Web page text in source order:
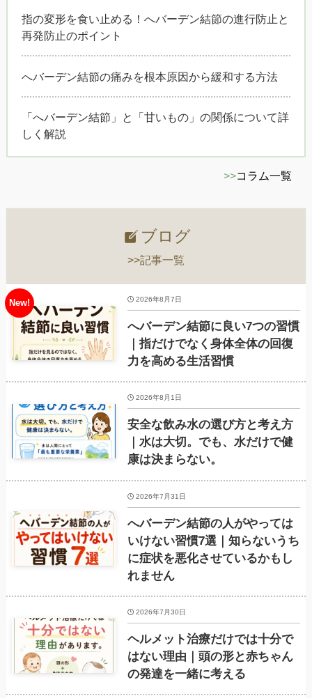
指の変形を食い止める！へバーデン結節の進行防止と
再発防止のポイント
へバーデン結節の痛みを根本原因から緩和する方法
「へバーデン結節」と「甘いもの」の関係について詳
しく解説
>>コラム一覧
ブログ
>>記事一覧
へバーデン結節に良い7つの習慣
｜指だけでなく身体全体の回復
力を高める生活習慣
2026年8月7日
安全な飲み水の選び方と考え方
｜水は大切。でも、水だけで健
康は決まらない。
2026年8月1日
へバーデン結節の人がやっては
いけない習慣7選｜知らないうち
に症状を悪化させているかもし
れません
2026年7月31日
ヘルメット治療だけでは十分で
はない理由｜頭の形と赤ちゃん
の発達を一緒に考える
2026年7月30日